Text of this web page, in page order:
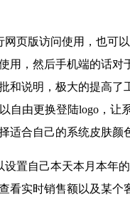
版访问使用，也可
，然后手机端的话
说明，极大的提高
自由更换登陆logo，
合自己的系统皮肤
自己本天本月本年
实时销售额以及某个